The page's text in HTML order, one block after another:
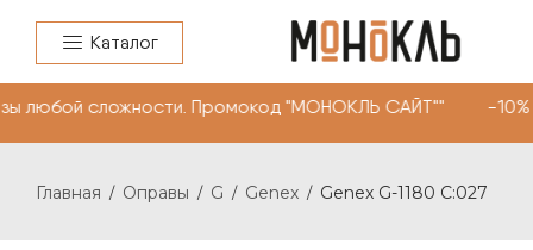
Каталог
Промокод "МОНОКЛЬ
Главная / Оправы / G / Genex / Genex G-1180 C:027